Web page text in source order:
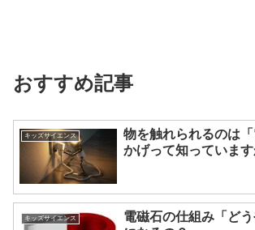
おすすめ記事
キッズサイエンス
物を触れられるのは
かげって知っています
キッズサイエンス
電磁石の仕組み「ど